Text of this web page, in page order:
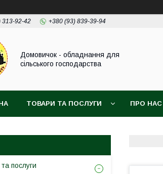
313-92-42 +380 (93) 839-39-94
Домовичок - обладнання для
сільського господарства
ТОВАРИ ТА ПОСЛУГИ ПРО НАС
послуги